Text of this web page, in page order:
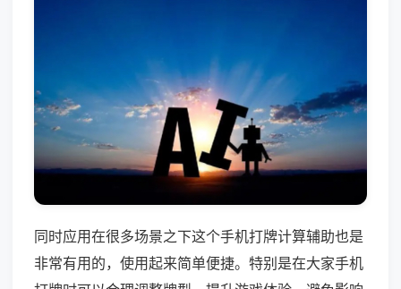
同时应用在很多场景之下这个手机打牌计算辅助也是
非常有用的，使用起来简单便捷。特别是在大家手机